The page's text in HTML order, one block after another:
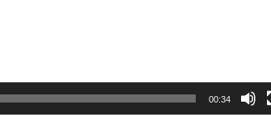
00:34